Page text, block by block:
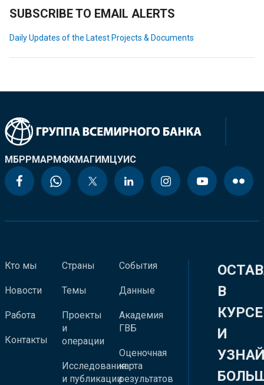
SUBSCRIBE TO EMAIL ALERTS
Daily Updates of the Latest Projects & Documents
МБРРМАРМФКМАГИМЦУИС
Кто мы
Новости
Работа
Контакты
Страны
Темы
Проекты
и
операции
Исследования
и публикации
События
Данные
Академия
ГВБ
Оценочная
карта
результатов
В
КУРСЕ
И